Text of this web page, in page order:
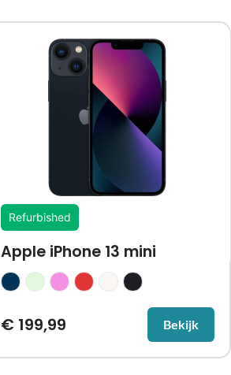
Refurbished
Apple iPhone 13 mini
€ 199,99 Bekijk